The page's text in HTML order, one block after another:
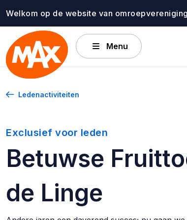
naar
de
inhoud
Welkom op de website van
Menu
Ledenactiviteiten
Exclusief voor leden
Betuwse
de Linge